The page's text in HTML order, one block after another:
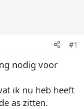
#1
nodig voor
ik nu heb heeft
as zitten.